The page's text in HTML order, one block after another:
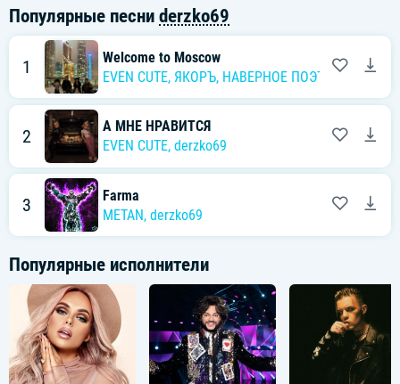
Популярные песни derzko69
1
Welcome to Moscow
EVEN CUTE, ЯКОРЪ, НАВЕРНОЕ ПОЭТ derzko69
2
А МНЕ НРАВИТСЯ
EVEN CUTE, derzko69
3
Farma
METAN, derzko69
Популярные исполнители